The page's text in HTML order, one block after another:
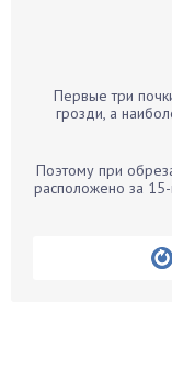
Бархатцы
Белые грибы
Бирючина
Первые три
грозди, а
Поэтому при
расположено за